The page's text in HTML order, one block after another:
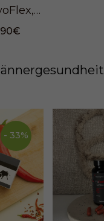
SanaExpert OvoFlex, 120 Kapseln
- 33%